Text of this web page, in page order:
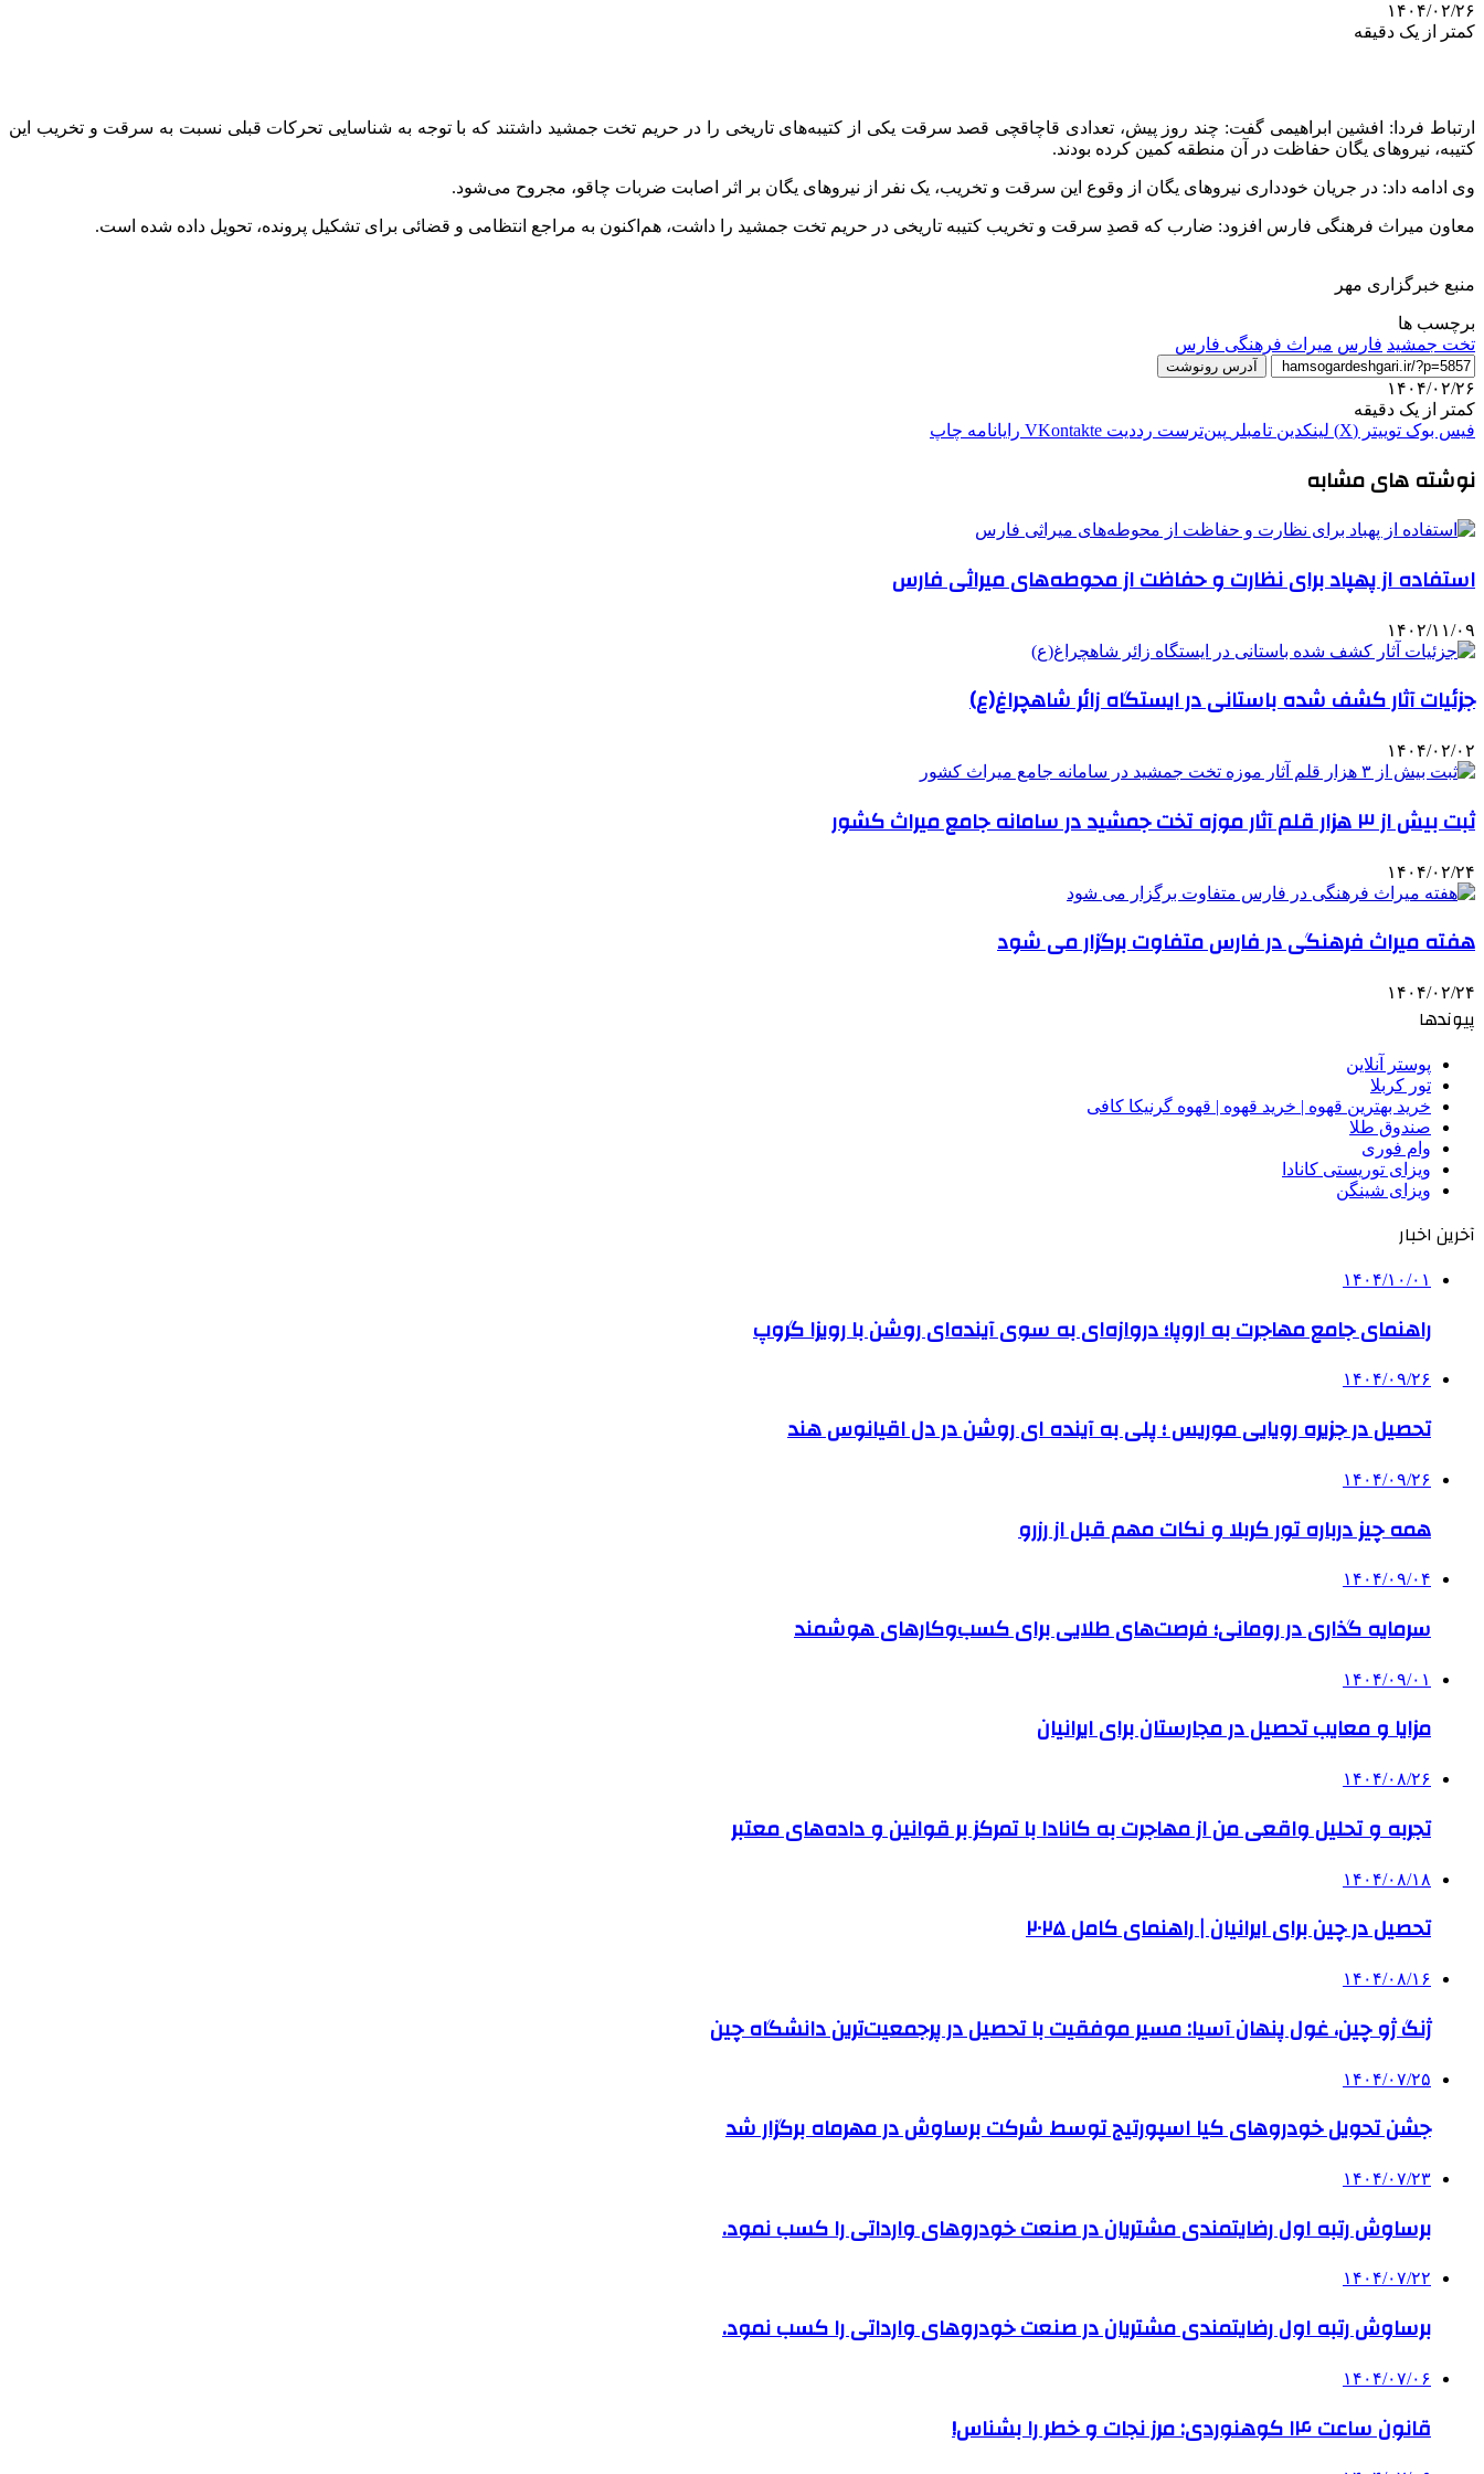
۱۴۰۴/۰۲/۲۶
کمتر از یک دقیقه
ارتباط فردا: افشین ابراهیمی گفت: چند روز پیش، تعدادی قاچاقچی قصد سرقت یکی از کتیبه‌های تاریخی را در حریم تخت جمشید داشتند که با توجه به شناسایی تحرکات قبلی نسبت به سرقت و تخریب این
کتیبه، نیروهای یگان حفاظت در آن منطقه کمین کرده بودند.
وی ادامه داد: در جریان خودداری نیروهای یگان از وقوع این سرقت و تخریب، یک نفر از نیروهای یگان بر اثر اصابت ضربات چاقو، مجروح می‌شود.
معاون میراث فرهنگی فارس افزود: ضارب که قصدِ سرقت و تخریب کتیبه تاریخی در حریم تخت جمشید را داشت، هم‌اکنون به مراجع انتظامی و قضائی برای تشکیل پرونده، تحویل داده شده است.
منبع خبرگزاری مهر
برچسب ها
تخت جمشید فارس میراث فرهنگی فارس
آدرس رونوشت
۱۴۰۴/۰۲/۲۶
کمتر از یک دقیقه
فیس بوک توییتر (X) لینکدین ‫تامبلر ‫پین‌ترست ‫رددیت ‫VKontakte رایانامه چاپ
نوشته های مشابه
استفاده از پهپاد برای نظارت و حفاظت از محوطه‌های میراثی فارس
۱۴۰۲/۱۱/۰۹
جزئیات آثار کشف شده باستانی در ایستگاه زائر شاهچراغ(ع)
۱۴۰۴/۰۲/۰۲
ثبت بیش از ۳ هزار قلم آثار موزه تخت جمشید در سامانه جامع میراث کشور
۱۴۰۴/۰۲/۲۴
هفته میراث فرهنگی در فارس متفاوت برگزار می‌ شود
۱۴۰۴/۰۲/۲۴
پیوندها
پوستر آنلاین
تور کربلا
خرید بهترین قهوه | خرید قهوه | قهوه گرنیکا کافی
صندوق طلا
وام فوری
ویزای توریستی کانادا
ویزای شینگن
آخرین اخبار
۱۴۰۴/۱۰/۰۱
راهنمای جامع مهاجرت به اروپا؛ دروازه‌ای به سوی آینده‌ای روشن با رویزا گروپ
۱۴۰۴/۰۹/۲۶
تحصیل در جزیره رویایی موریس ؛ پلی به آینده ‌ای روشن در دل اقیانوس ‌هند
۱۴۰۴/۰۹/۲۶
همه چیز درباره تور کربلا و نکات مهم قبل از رزرو
۱۴۰۴/۰۹/۰۴
سرمایه گذاری در رومانی؛ فرصت‌های طلایی برای کسب‌وکارهای هوشمند
۱۴۰۴/۰۹/۰۱
مزایا و معایب تحصیل در مجارستان برای ایرانیان
۱۴۰۴/۰۸/۲۶
تجربه و تحلیل واقعی من از مهاجرت به کانادا با تمرکز بر قوانین و داده‌های معتبر
۱۴۰۴/۰۸/۱۸
تحصیل در چین برای ایرانیان | راهنمای کامل ۲۰۲۵
۱۴۰۴/۰۸/۱۶
ژنگ ژو چین، غول پنهان آسیا: مسیر موفقیت با تحصیل در پرجمعیت‌ترین دانشگاه چین
۱۴۰۴/۰۷/۲۵
جشن تحویل خودروهای کیا اسپورتیج توسط شرکت برساوش در مهرماه برگزار شد
۱۴۰۴/۰۷/۲۳
برساوش رتبه اول رضایتمندی مشتریان در صنعت خودروهای وارداتی را کسب نمود.
۱۴۰۴/۰۷/۲۲
برساوش رتبه اول رضایتمندی مشتریان در صنعت خودروهای وارداتی را کسب نمود.
۱۴۰۴/۰۷/۰۶
قانون ساعت ۱۴ کوهنوردی: مرز نجات و خطر را بشناس!